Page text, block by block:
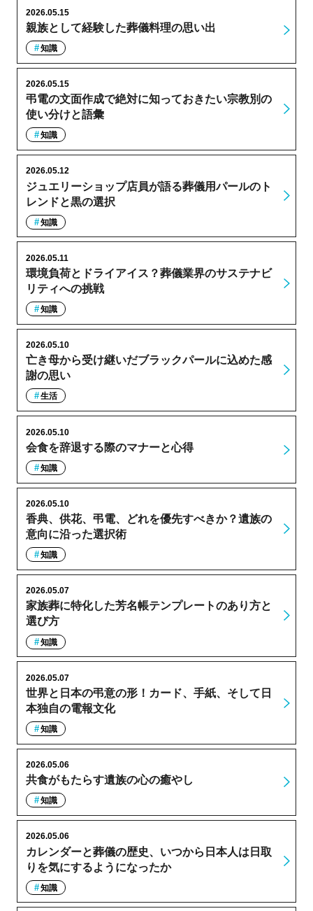
親族として経験した葬儀料理の思い出
2026.05.15
知識
弔電の文面作成で絶対に知っておきたい宗教別の
使い分けと語彙
2026.05.15
知識
ジュエリーショップ店員が語る葬儀用パールのト
レンドと黒の選択
2026.05.12
知識
環境負荷とドライアイス？葬儀業界のサステナビ
リティへの挑戦
2026.05.11
知識
亡き母から受け継いだブラックパールに込めた感
謝の思い
2026.05.10
生活
会食を辞退する際のマナーと心得
2026.05.10
知識
香典、供花、弔電、どれを優先すべきか？遺族の
意向に沿った選択術
2026.05.10
知識
家族葬に特化した芳名帳テンプレートのあり方と
選び方
2026.05.07
知識
世界と日本の弔意の形！カード、手紙、そして日
本独自の電報文化
2026.05.07
知識
共食がもたらす遺族の心の癒やし
2026.05.06
知識
カレンダーと葬儀の歴史、いつから日本人は日取
りを気にするようになったか
2026.05.06
知識